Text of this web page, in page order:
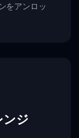
をアンロッ
ンジ